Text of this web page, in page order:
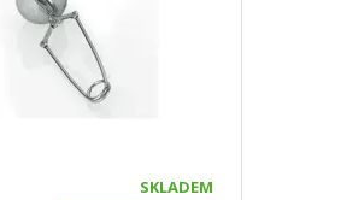
SKLADEM